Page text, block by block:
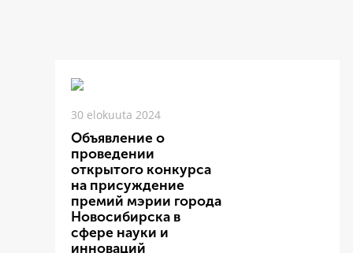
30 elokuuta 2024
Объявление о
проведении
открытого конкурса
на присуждение
премий мэрии города
Новосибирска в
сфере науки и
инноваций